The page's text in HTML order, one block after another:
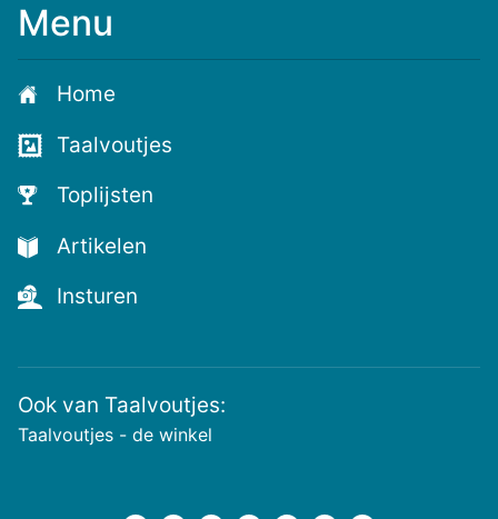
Meld
voor
de
nieuwste
voutjes
en
de
voutste
nieuwtjes!
Menu
Home
Taalvoutjes
Toplijsten
Artikelen
Insturen
Ook van Taalvoutjes:
Taalvoutjes - de winkel